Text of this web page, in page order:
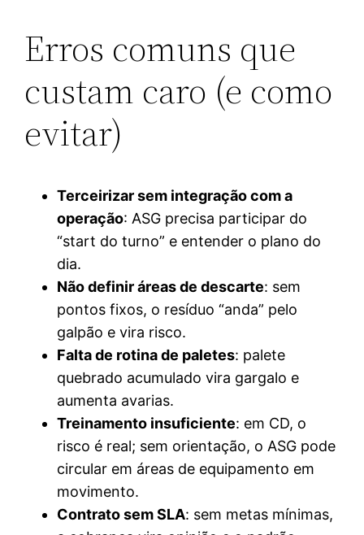
Erros comuns que
custam caro (e como
evitar)
Terceirizar sem integração com a
operação: ASG precisa participar do
“start do turno” e entender o plano do
dia.
Não definir áreas de descarte: sem
pontos fixos, o resíduo “anda” pelo
galpão e vira risco.
Falta de rotina de paletes: palete
quebrado acumulado vira gargalo e
aumenta avarias.
Treinamento insuficiente: em CD, o
risco é real; sem orientação, o ASG pode
circular em áreas de equipamento em
movimento.
Contrato sem SLA: sem metas mínimas,